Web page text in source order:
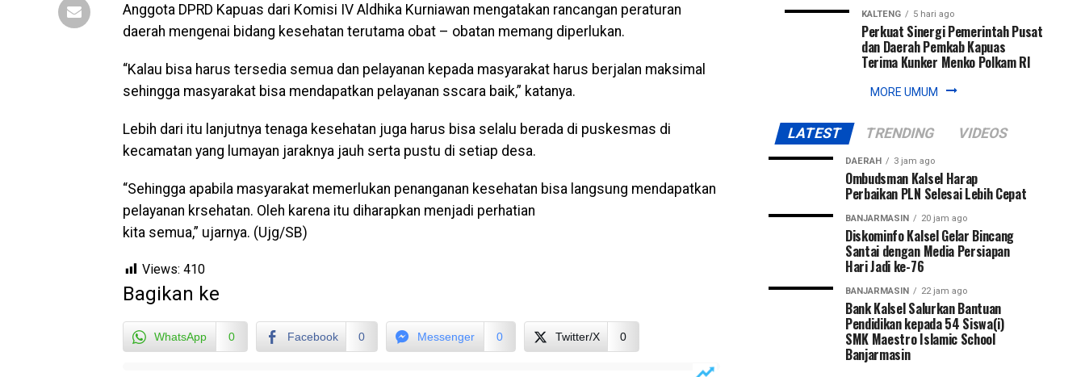
Anggota DPRD Kapuas dari Komisi IV Aldhika Kurniawan mengatakan rancangan peraturan
daerah mengenai bidang kesehatan terutama obat – obatan memang diperlukan.
“Kalau bisa harus tersedia semua dan pelayanan kepada masyarakat harus berjalan maksimal
sehingga masyarakat bisa mendapatkan pelayanan sscara baik,” katanya.
Lebih dari itu lanjutnya tenaga kesehatan juga harus bisa selalu berada di puskesmas di
kecamatan yang lumayan jaraknya jauh serta pustu di setiap desa.
“Sehingga apabila masyarakat memerlukan penanganan kesehatan bisa langsung mendapatkan
pelayanan krsehatan. Oleh karena itu diharapkan menjadi perhatian
kita semua,” ujarnya. (Ujg/SB)
Views: 410
Bagikan ke
WhatsApp 0 Facebook 0 Messenger 0 Twitter/X 0
KALTENG 5 hari ago
Perkuat Sinergi Pemerintah Pusat
dan Daerah Pemkab Kapuas
Terima Kunker Menko Polkam RI
MORE UMUM
LATEST TRENDING VIDEOS
DAERAH 3 jam ago
Ombudsman Kalsel Harap
Perbaikan PLN Selesai Lebih Cepat
BANJARMASIN 20 jam ago
Diskominfo Kalsel Gelar Bincang
Santai dengan Media Persiapan
Hari Jadi ke-76
BANJARMASIN 22 jam ago
Bank Kalsel Salurkan Bantuan
Pendidikan kepada 54 Siswa(i)
SMK Maestro Islamic School
Banjarmasin